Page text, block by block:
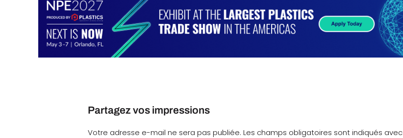
Partagez vos impressions
Votre adresse e-mail ne sera pas publiée. Les champs obligatoires sont indiqués avec